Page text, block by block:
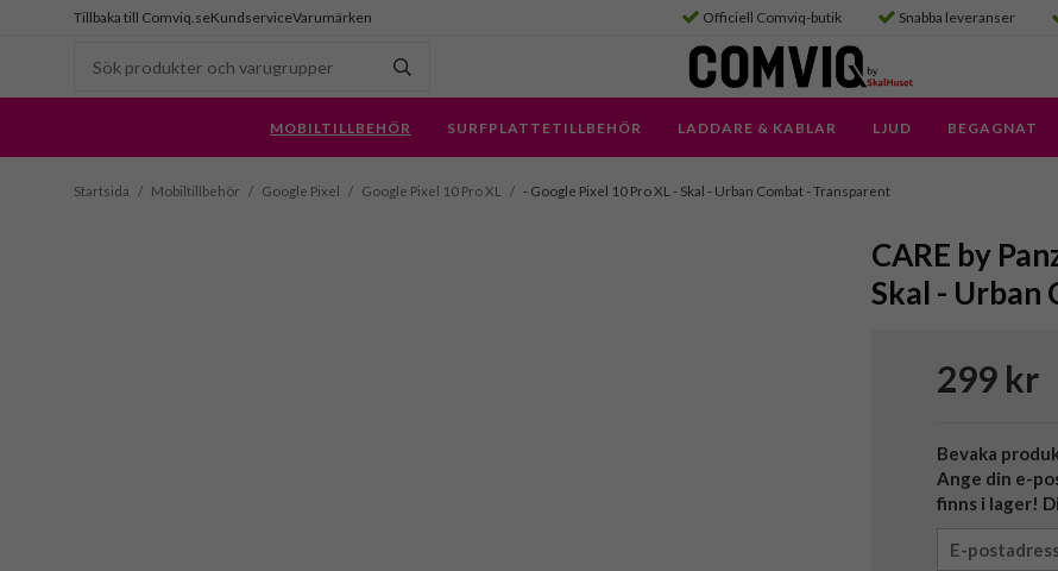
Tillbaka till Comviq.seKundserviceVarumärken Officiell Comviq-butik Snabba leveranser
MOBILTILLBEHÖR SURFPLATTETILLBEHÖR LADDARE & KABLAR LJUD BEGAGNAT
Startsida / Mobiltillbehör / Google Pixel / Google Pixel 10 Pro XL / - Google Pixel 10 Pro XL - Skal - Urban Combat - Transparent
CARE by
Skal - Urban
299 kr
Bevaka
Ange din e-
finns i lager!